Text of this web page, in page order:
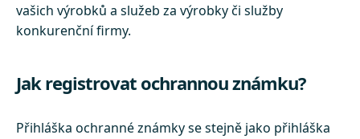
vašich výrobků a služeb za výrobky či služby
konkurenční firmy.
Jak registrovat ochrannou známku?
Přihláška ochranné známky se stejně jako přihláška